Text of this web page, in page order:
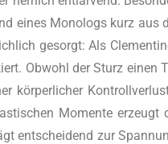
eines Mono­logs kurz aus
gesorgt: Als
Obwohl der Sturz einen
kör­per­li­cher
Momen­te erzeugt
ent­schei­dend zur